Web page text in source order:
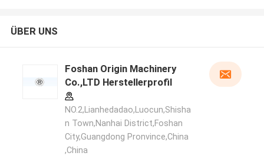
ÜBER UNS
Foshan Origin Machinery
Co.,LTD Herstellerprofil
NO.2,Lianhedadao,Luocun,Shisha
n Town,Nanhai District,Foshan
City,Guangdong Pronvince,China
,China